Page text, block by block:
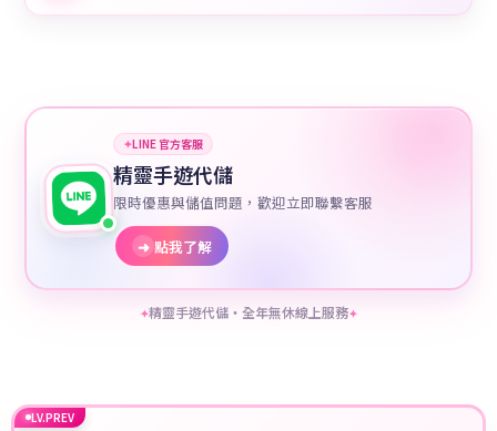
✦LINE 官方客服
精靈手遊代儲
限時優惠與儲值問題，歡迎立即聯繫客服
➜ 點我了解
✦精靈手遊代儲・全年無休線上服務✦
LV.PREV